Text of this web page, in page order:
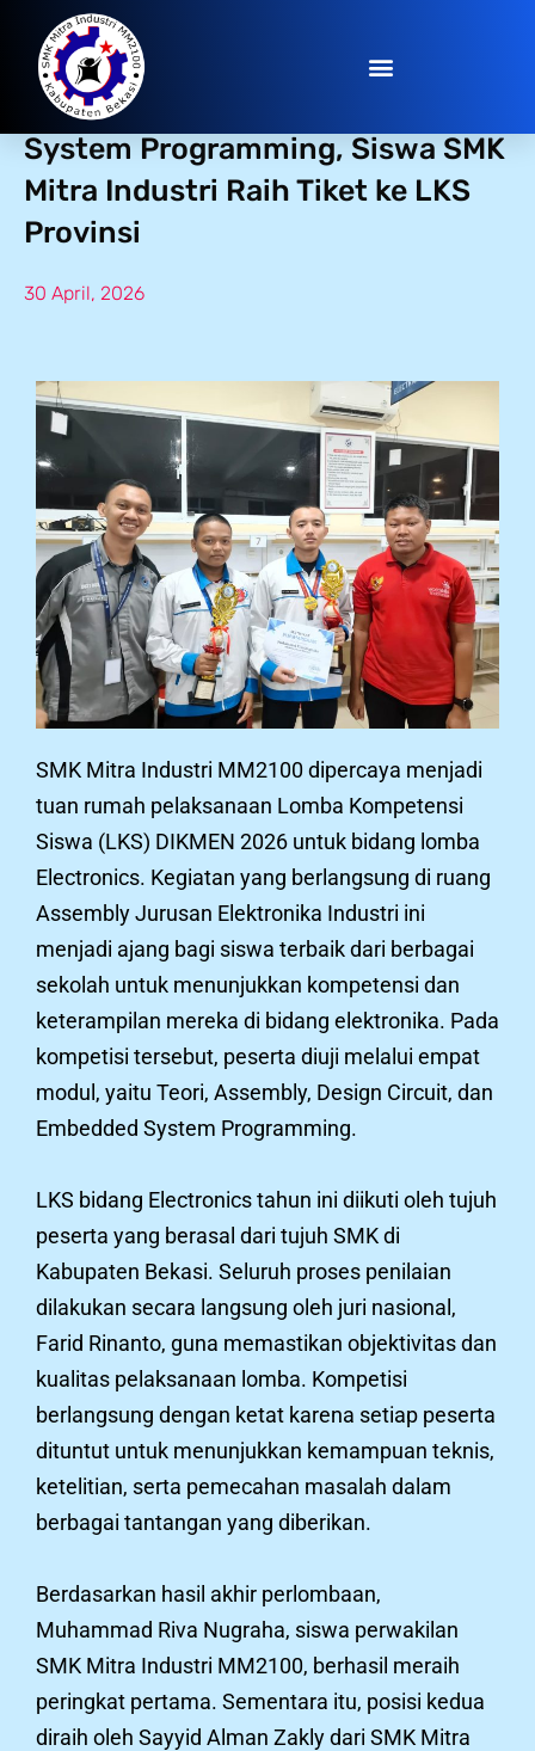
Skor Sempurna di Embedded
System Programming, Siswa SMK
Mitra Industri Raih Tiket ke LKS
Provinsi
30 April, 2026
SMK Mitra Industri MM2100 dipercaya menjadi
tuan rumah pelaksanaan Lomba Kompetensi
Siswa (LKS) DIKMEN 2026 untuk bidang lomba
Electronics. Kegiatan yang berlangsung di ruang
Assembly Jurusan Elektronika Industri ini
menjadi ajang bagi siswa terbaik dari berbagai
sekolah untuk menunjukkan kompetensi dan
keterampilan mereka di bidang elektronika. Pada
kompetisi tersebut, peserta diuji melalui empat
modul, yaitu Teori, Assembly, Design Circuit, dan
Embedded System Programming.
LKS bidang Electronics tahun ini diikuti oleh tujuh
peserta yang berasal dari tujuh SMK di
Kabupaten Bekasi. Seluruh proses penilaian
dilakukan secara langsung oleh juri nasional,
Farid Rinanto, guna memastikan objektivitas dan
kualitas pelaksanaan lomba. Kompetisi
berlangsung dengan ketat karena setiap peserta
dituntut untuk menunjukkan kemampuan teknis,
ketelitian, serta pemecahan masalah dalam
berbagai tantangan yang diberikan.
Berdasarkan hasil akhir perlombaan,
Muhammad Riva Nugraha, siswa perwakilan
SMK Mitra Industri MM2100, berhasil meraih
peringkat pertama. Sementara itu, posisi kedua
diraih oleh Sayyid Alman Zakly dari SMK Mitra